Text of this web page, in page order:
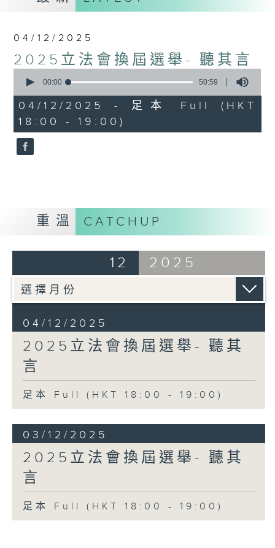
04/12/2025
2025立法會換屆選舉- 聽其言
seconds
50
minutes,
59
seconds
00:00 50:59
04/12/2025 - 足本 Full (HKT
18:00 - 19:00)
重溫 CATCHUP
12 2025
04/12/2025
2025立法會換屆選舉- 聽其
言
足本 Full (HKT 18:00 - 19:00)
03/12/2025
2025立法會換屆選舉- 聽其
言
足本 Full (HKT 18:00 - 19:00)